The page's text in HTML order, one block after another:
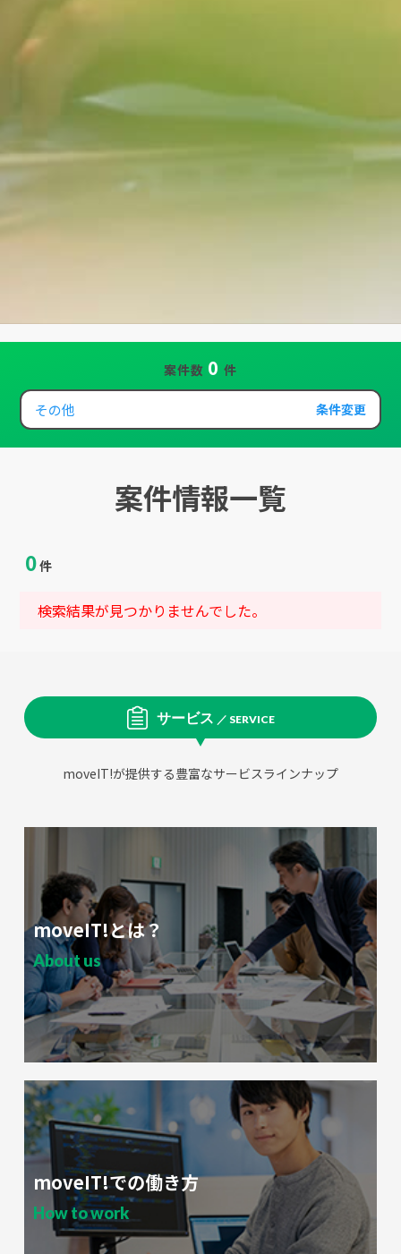
案件数 0 件
その他 条件変更
案件情報一覧
0件
検索結果が見つかりませんでした。
サービス ／ SERVICE
moveIT!が提供する豊富なサービスラインナップ
moveIT!とは？
About us
moveIT!での働き方
How to work